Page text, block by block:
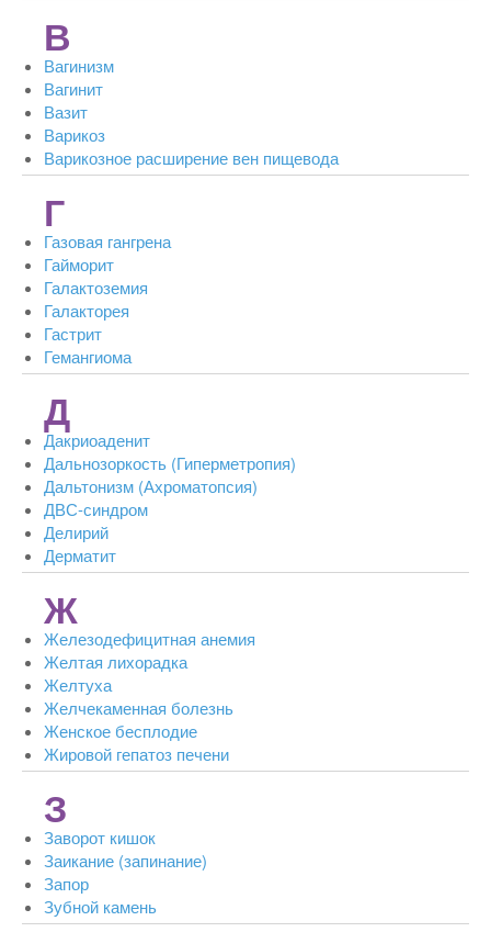
В
Вагинизм
Вагинит
Вазит
Варикоз
Варикозное расширение вен пищевода
Г
Газовая гангрена
Гайморит
Галактоземия
Галакторея
Гастрит
Гемангиома
Д
Дакриоаденит
Дальнозоркость (Гиперметропия)
Дальтонизм (Ахроматопсия)
ДВС-синдром
Делирий
Дерматит
Ж
Железодефицитная анемия
Желтая лихорадка
Желтуха
Желчекаменная болезнь
Женское бесплодие
Жировой гепатоз печени
З
Заворот кишок
Заикание (запинание)
Запор
Зубной камень